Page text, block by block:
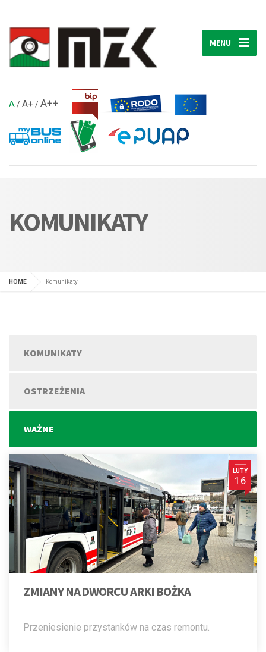
MENU
A /A+/A++
KOMUNIKATY
HOME Komunikaty
KOMUNIKATY
OSTRZEŻENIA
WAŻNE
LUTY
16
ZMIANY NA DWORCU ARKI BOŻKA
Przeniesienie przystanków na czas remontu.